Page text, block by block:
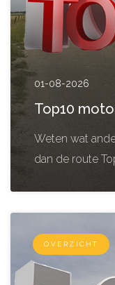
01-08-2026
Top10
Weten wat
dan de route
OVERZICHT